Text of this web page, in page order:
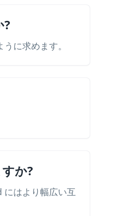
?
に求めます。
か?
にはより幅広い互